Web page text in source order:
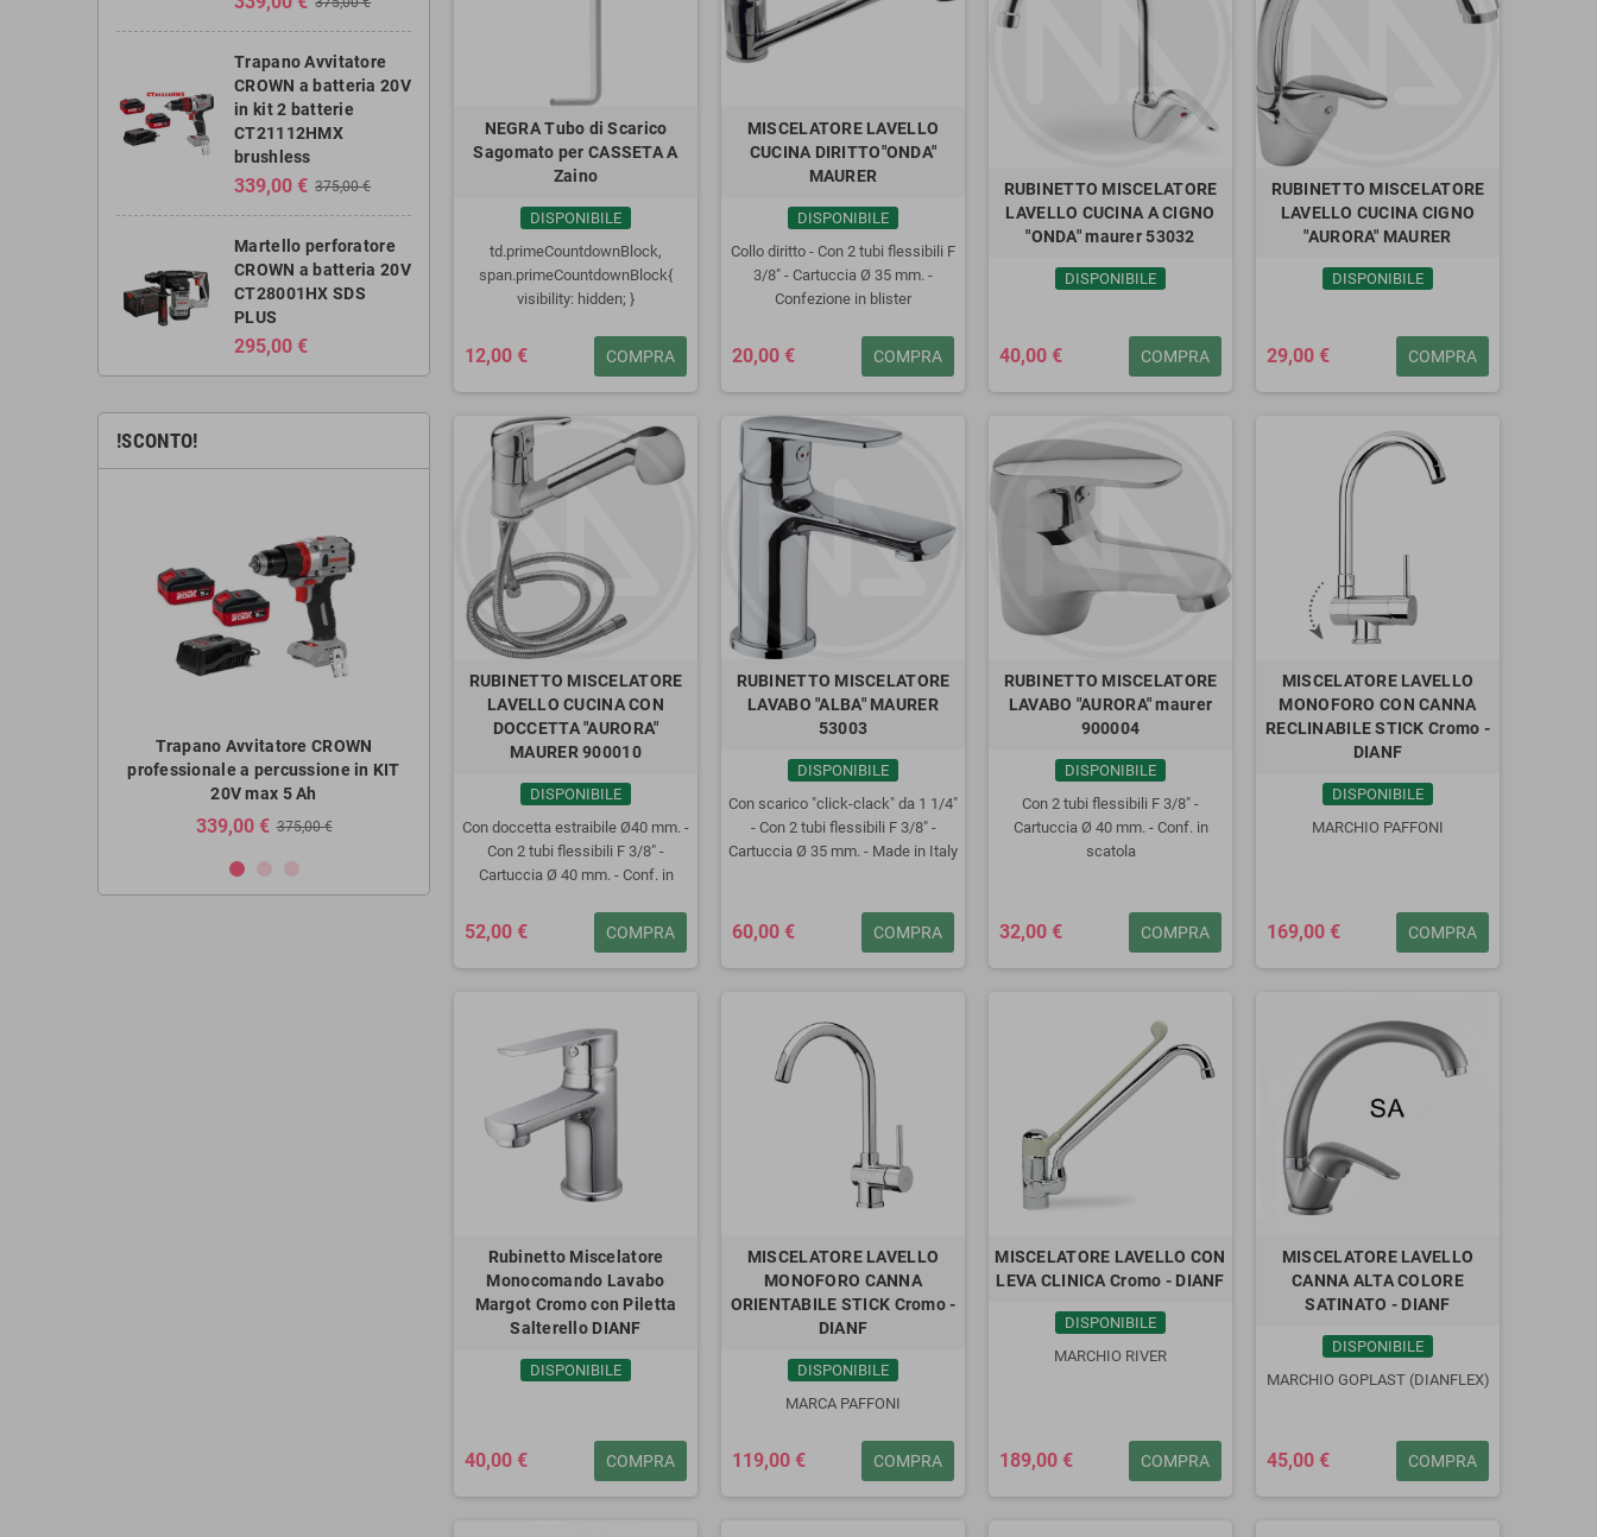
Trapano Avvitatore
CROWN a batteria 20V
in kit 2 batterie
CT21112HMX
brushless
339,00 € 375,00 €
Martello perforatore
CROWN a batteria 20V
CT28001HX SDS
PLUS
295,00 €
!SCONTO!
Trapano Avvitatore CROWN
professionale a percussione in KIT
20V max 5 Ah
339,00 € 375,00 €
Trapano Avvitatore CROWN a
brushless
210,00 €
batteria 20V CT21128HMX brushless
con 1 batteria 2Ah
159,00 €
professionale a percussione in KIT
20V max 5 Ah
339,00 € 375,00 €
NEGRA Tubo di Scarico
Sagomato per CASSETA A
Zaino
DISPONIBILE
td.primeCountdownBlock,
span.primeCountdownBlock{
visibility: hidden; }
12,00 € COMPRA
MISCELATORE LAVELLO
CUCINA DIRITTO"ONDA"
MAURER
DISPONIBILE
Collo diritto - Con 2 tubi flessibili F
3/8" - Cartuccia Ø 35 mm. -
Confezione in blister
20,00 € COMPRA
RUBINETTO MISCELATORE
LAVELLO CUCINA A CIGNO
"ONDA" maurer 53032
DISPONIBILE
40,00 € COMPRA
RUBINETTO MISCELATORE
LAVELLO CUCINA CIGNO
"AURORA" MAURER
DISPONIBILE
29,00 € COMPRA
RUBINETTO MISCELATORE
LAVELLO CUCINA CON
DOCCETTA "AURORA"
MAURER 900010
DISPONIBILE
Con doccetta estraibile Ø40 mm. -
Con 2 tubi flessibili F 3/8" -
Cartuccia Ø 40 mm. - Conf. in
52,00 € COMPRA
RUBINETTO MISCELATORE
LAVABO "ALBA" MAURER
53003
DISPONIBILE
Con scarico "click-clack" da 1 1/4"
- Con 2 tubi flessibili F 3/8" -
Cartuccia Ø 35 mm. - Made in Italy
60,00 € COMPRA
RUBINETTO MISCELATORE
LAVABO "AURORA" maurer
900004
DISPONIBILE
Con 2 tubi flessibili F 3/8" -
Cartuccia Ø 40 mm. - Conf. in
scatola
32,00 € COMPRA
MISCELATORE LAVELLO
MONOFORO CON CANNA
RECLINABILE STICK Cromo -
DIANF
DISPONIBILE
MARCHIO PAFFONI
169,00 € COMPRA
Rubinetto Miscelatore
Monocomando Lavabo
Margot Cromo con Piletta
Salterello DIANF
DISPONIBILE
40,00 € COMPRA
MISCELATORE LAVELLO
MONOFORO CANNA
ORIENTABILE STICK Cromo -
DIANF
DISPONIBILE
MARCA PAFFONI
119,00 € COMPRA
MISCELATORE LAVELLO CON
LEVA CLINICA Cromo - DIANF
DISPONIBILE
MARCHIO RIVER
189,00 € COMPRA
MISCELATORE LAVELLO
CANNA ALTA COLORE
SATINATO - DIANF
DISPONIBILE
MARCHIO GOPLAST (DIANFLEX)
45,00 € COMPRA